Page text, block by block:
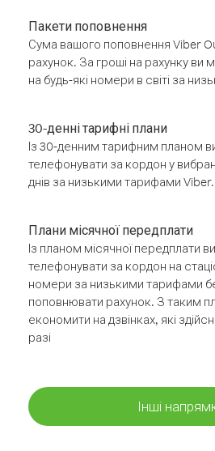
Пакети поповнення
Сума вашого поповнення Viber
рахунок. За гроші на рахунку ви
на будь-які номери в світі за
30-денні тарифні плани
Із 30-денним тарифним планом
телефонувати за кордон у
днів за низькими тарифами Viber.
Плани місячної передплати
Із планом місячної передплати
телефонувати за кордон на
номери за низькими тарифами
поповнювати рахунок. З таким
економити на дзвінках, які
разі
Інші